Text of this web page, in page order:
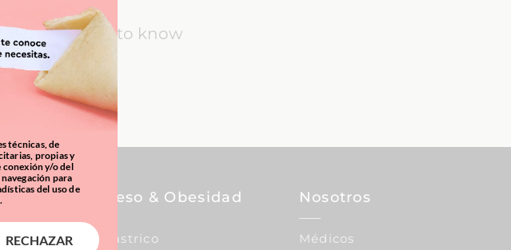
you need to know
Sobrepeso & Obesidad
Balón Gástrico
Nosotros
Médicos
técnicas, de
propias y
y/o del
para
del uso de
RECHAZAR